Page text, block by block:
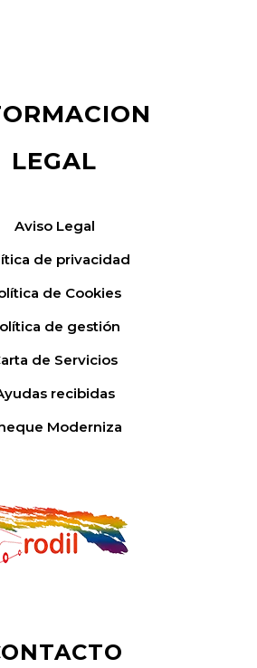
LEGAL
Aviso Legal
de privacidad
de Cookies
de gestión
de Servicios
recibidas
Moderniza